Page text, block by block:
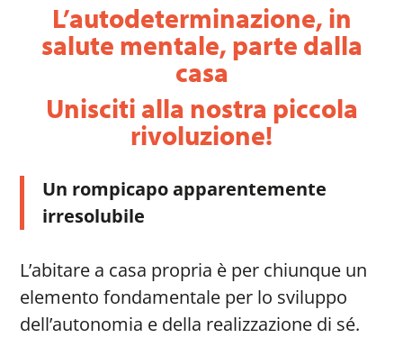
L’autodeterminazione, in
salute mentale, parte dalla
casa
Unisciti alla nostra piccola
rivoluzione!
Un rompicapo apparentemente
irresolubile
L’abitare a casa propria è per chiunque un
elemento fondamentale per lo sviluppo
dell’autonomia e della realizzazione di sé.